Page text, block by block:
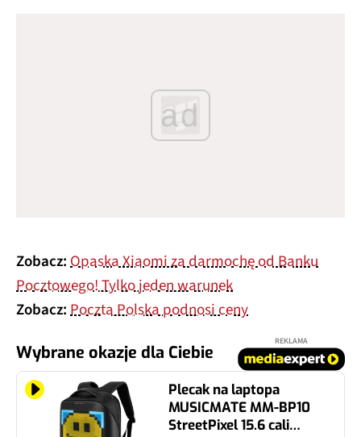
ad
Zobacz:Opaska Xiaomi za darmochę od Banku
Pocztowego! Tylko jeden warunek
Zobacz:Poczta Polska podnosi ceny
Wybrane okazje dla Ciebie
REKLAMA
Plecak na laptopa
MUSICMATE MM-BP10
StreetPixel 15.6 cali